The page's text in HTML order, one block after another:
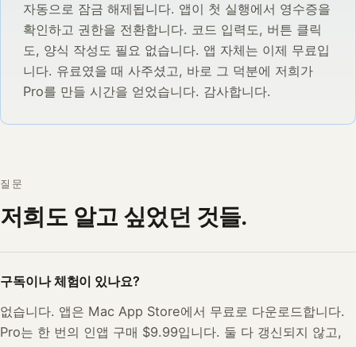
자동으로 잠금 해제됩니다. 앱이 첫 실행에서 영수증을
확인하고 권한을 전환합니다. 코드 입력도, 버튼 클릭
도, 양식 작성도 필요 없습니다. 앱 자체는 이제 무료입
니다. 유료였을 때 사주셨고, 바로 그 덕분에 저희가
Pro를 만들 시간을 얻었습니다. 감사합니다.
질문
저희도 알고 싶었던 것들.
구독이나 체험이 있나요?
없습니다. 앱은 Mac App Store에서 무료로 다운로드합니다.
Pro는 한 번의 인앱 구매 $9.99입니다. 둘 다 갱신되지 않고,